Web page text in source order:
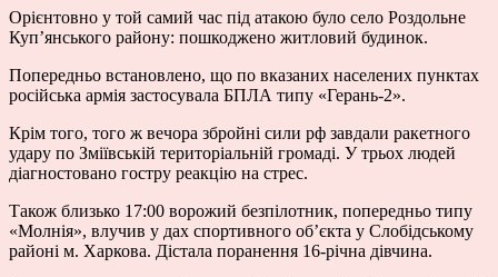
Орієнтовно у той самий час під атакою було село Роздольне
Купʼянського району: пошкоджено житловий будинок.
Попередньо встановлено, що по вказаних населених пунктах
російська армія застосувала БПЛА типу «Герань-2».
Крім того, того ж вечора збройні сили рф завдали ракетного
удару по Зміївській територіальній громаді. У трьох людей
діагностовано гостру реакцію на стрес.
Також близько 17:00 ворожий безпілотник, попередньо типу
«Молнія», влучив у дах спортивного обʼєкта у Слобідському
районі м. Харкова. Дістала поранення 16-річна дівчина.